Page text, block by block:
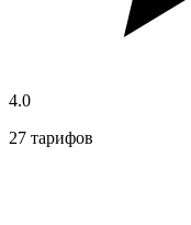
4.0
27 тарифов